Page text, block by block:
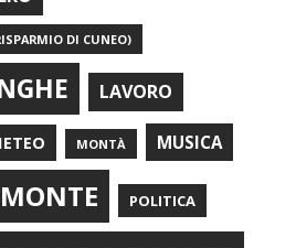
DI CUNEO)
LAVORO
MONTÀ MUSICA
POLITICA